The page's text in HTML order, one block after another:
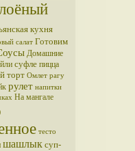
кухня
салат Готовим
Домашние
суфле пицца
торт Омлет рагу
рулет напитки
На мангале
тесто
шашлык суп-